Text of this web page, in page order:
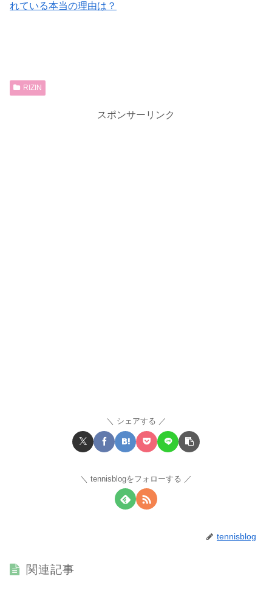
れている本当の理由は？
RIZIN
スポンサーリンク
シェアする
tennisblogをフォローする
tennisblog
関連記事